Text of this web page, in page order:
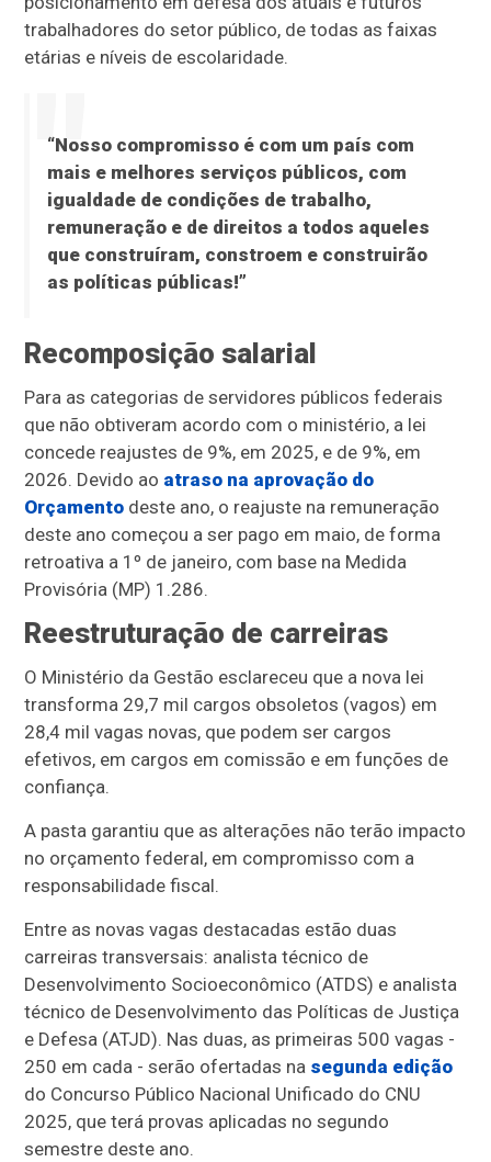
trabalhadores do setor público, de todas as faixas
etárias e níveis de escolaridade.
“Nosso compromisso é com um país com
mais e melhores serviços públicos, com
igualdade de condições de trabalho,
remuneração e de direitos a todos aqueles
que construíram, constroem e construirão
as políticas públicas!”
Recomposição salarial
Para as categorias de servidores públicos federais
que não obtiveram acordo com o ministério, a lei
concede reajustes de 9%, em 2025, e de 9%, em
2026. Devido ao atraso na aprovação do
Orçamento deste ano, o reajuste na remuneração
deste ano começou a ser pago em maio, de forma
retroativa a 1º de janeiro, com base na Medida
Provisória (MP) 1.286.
Reestruturação de carreiras
O Ministério da Gestão esclareceu que a nova lei
transforma 29,7 mil cargos obsoletos (vagos) em
28,4 mil vagas novas, que podem ser cargos
efetivos, em cargos em comissão e em funções de
confiança.
A pasta garantiu que as alterações não terão impacto
no orçamento federal, em compromisso com a
responsabilidade fiscal.
Entre as novas vagas destacadas estão duas
carreiras transversais: analista técnico de
Desenvolvimento Socioeconômico (ATDS) e analista
técnico de Desenvolvimento das Políticas de Justiça
e Defesa (ATJD). Nas duas, as primeiras 500 vagas -
250 em cada - serão ofertadas na segunda edição
do Concurso Público Nacional Unificado do CNU
2025, que terá provas aplicadas no segundo
semestre deste ano.